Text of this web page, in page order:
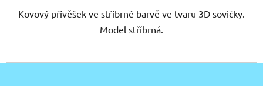
Kovový přívěšek ve stříbrné barvě ve tvaru 3D sovičky.
Model stříbrná.